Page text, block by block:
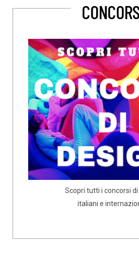
Scopri tutti i concorsi
italiani e